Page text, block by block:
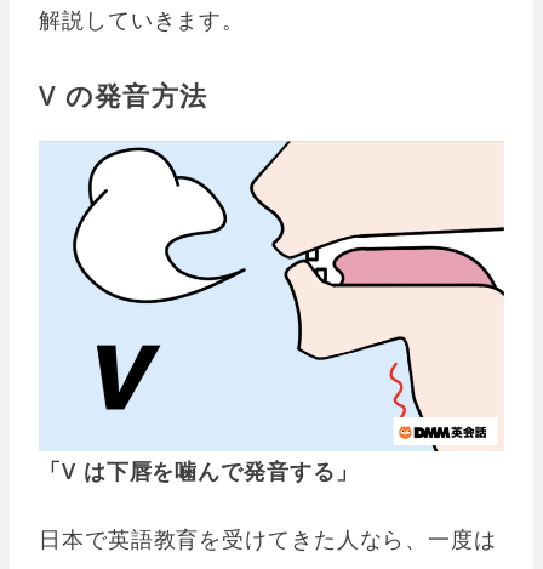
解説していきます。
V の発音方法
「V は下唇を噛んで発音する」
日本で英語教育を受けてきた人なら、一度は